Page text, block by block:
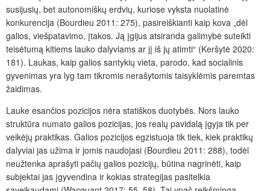
susijusių, bet autonomiškų erdvių, kuriose vyksta nuolatinė
konkurencija (Bourdieu 2011: 275), pasireiškianti kaip kova „dėl
galios, viešpatavimo, įtakos. Ją įgijus atsiranda galimybė suteikti
teisėtumą kitiems lauko dalyviams ar jį iš jų atimti“ (Keršytė 2020:
181). Laukas, kaip galios santykių vieta, parodo, kad socialinis
gyvenimas yra lyg tam tikromis nerašytomis taisyklėmis paremtas
žaidimas.
Lauke esančios pozicijos nėra statiškos duotybės. Nors lauko
struktūra numato galios pozicijas, jos realų pavidalą įgyja tik per
veikėjų praktikas. Galios pozicijos egzistuoja tik tiek, kiek praktikų
dalyviai jas užima ir jomis naudojasi (Bourdieu 2011: 288), todėl
neužtenka aprašyti pačių galios pozicijų, būtina nagrinėti, kaip
subjektai jas įgyvendina ir kokias strategijas pasitelkia